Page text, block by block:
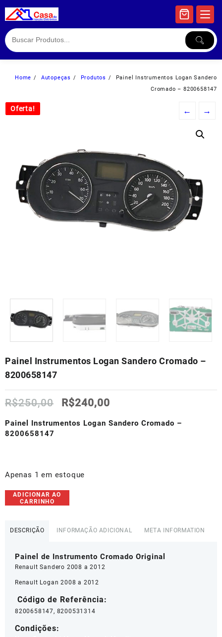
to
Home Autopeças Produtos
Painel Instrumentos Logan Sandero
Cromado – 8200658147
Oferta! ← →
Painel Instrumentos Logan Sandero Cromado –
8200658147
R$250,00
O
original
R$240,00
atual
Painel Instrumentos Logan Sandero Cromado –
8200658147
Apenas 1 em estoque
Painel
Instrumentos
Sandero
8200658147
quantidade
ADICIONAR AO
CARRINHO
DESCRIÇÃO INFORMAÇÃO ADICIONAL META INFORMATION
Painel de Instrumento Cromado Original
RenaultSandero 2008 a 2012
Renault Logan 2008 a 2012
Código de Referência:
8200658147, 8200531314
Condições:
Oferta!